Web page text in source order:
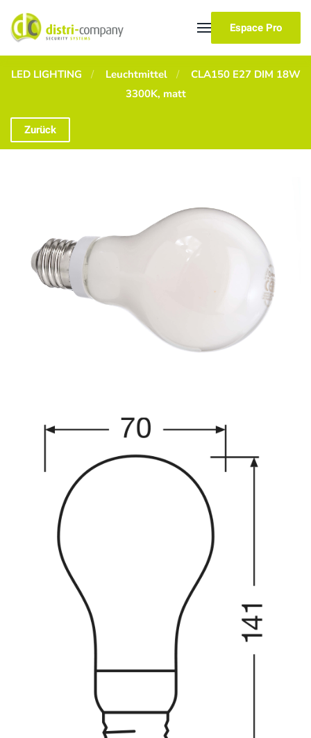
Skip to main content
Espace Pro
LED LIGHTING Leuchtmittel
CLA150 E27 DIM 18W
3300K, matt
Zurück